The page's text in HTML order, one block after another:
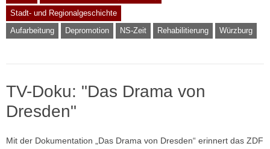
Stadt- und Regionalgeschichte
Aufarbeitung
Depromotion NS-Zeit Rehabilitierung Würzburg
TV-Doku: "Das Drama von
Dresden"
Mit der Dokumentation „Das Drama von Dresden“ erinnert das ZDF